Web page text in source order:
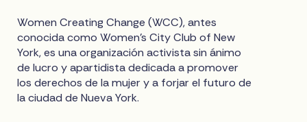
Women Creating Change (WCC), antes
conocida como Women's City Club of New
York, es una organización activista sin ánimo
de lucro y apartidista dedicada a promover
los derechos de la mujer y a forjar el futuro de
la ciudad de Nueva York.